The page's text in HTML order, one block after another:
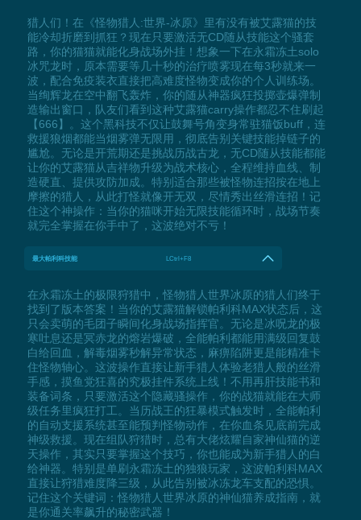
猎人们！在《怪物猎人:世界-冰原》里有没有被艾露猫的技
能冷却折磨到抓狂？现在只要激活无CD随从技能这个骚套
路，你的猫猫就能化身战场外挂！想象一下在永霜冻土solo
冰咒龙时，原本需要等几十秒的治疗喷雾现在每3秒就来一
波，配合免疫装衣直接把高难度怪物变成你的个人训练场。
当绚辉龙在空中翻飞轰炸，你的随从神器疯狂投掷壶爆弹制
造输出窗口，队友们看到这种艾露猫carry操作都忍不住刷起
【666】。这个黑科技不仅让鼓舞号角变身常驻猫饭buff，连
救援狼烟都能当烟雾弹无限用，彻底告别关键技能掉链子的
尴尬。无论是开荒期还是挑战历战古龙，无CD随从技能都能
让你的艾露猫从吉祥物升级为战术核心，全程维持血线、制
造硬直、提供攻防加成。特别适合那些被怪物连招按在地上
摩擦的猎人，从此打怪就像开无双，尽情秀出丝滑连招！记
住这个神操作：当你的猫咪开始无限技能循环时，战场节奏
就完全掌握在你手中了，这波绝对不亏！
最大帕利科技能 LCtrl+F8
在永霜冻土的极限狩猎中，怪物猎人世界冰原的猎人们终于
找到了版本答案！当你的艾露猫解锁帕利科MAX状态后，这
只会卖萌的毛团子瞬间化身战场指挥官。无论是冰呪龙的极
寒吐息还是冥赤龙的熔岩爆破，全能帕利都能用满级回复鼓
白给回血，解毒烟雾秒解异常状态，麻痹陷阱更是能精准卡
住怪物轴心。这波操作直接让新手猎人体验老猎人般的丝滑
手感，摸鱼党狂喜的究极挂件系统上线！不用再肝技能书和
装备词条，只要激活这个隐藏骚操作，你的战猫就能在大师
级任务里疯狂打工。当历战王的狂暴模式触发时，全能帕利
的自动支援系统甚至能预判怪物动作，在你血条见底前完成
神级救援。现在组队狩猎时，总有大佬炫耀自家神仙猫的逆
天操作，其实只要掌握这个技巧，你也能成为新手猎人的白
给神器。特别是单刷永霜冻土的独狼玩家，这波帕利科MAX
直接让狩猎难度降三级，从此告别被冰冻龙车支配的恐惧。
记住这个关键词：怪物猎人世界冰原的神仙猫养成指南，就
是你通关率飙升的秘密武器！